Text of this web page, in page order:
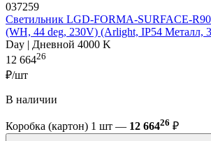
037259
Светильник LGD-FORMA-SURFACE-
(WH, 44 deg, 230V) (Arlight, IP54 Металл,
Day | Дневной 4000 K
12 66426
₽/шт
В наличии
Коробка (картон) 1 шт — 12 66426 ₽